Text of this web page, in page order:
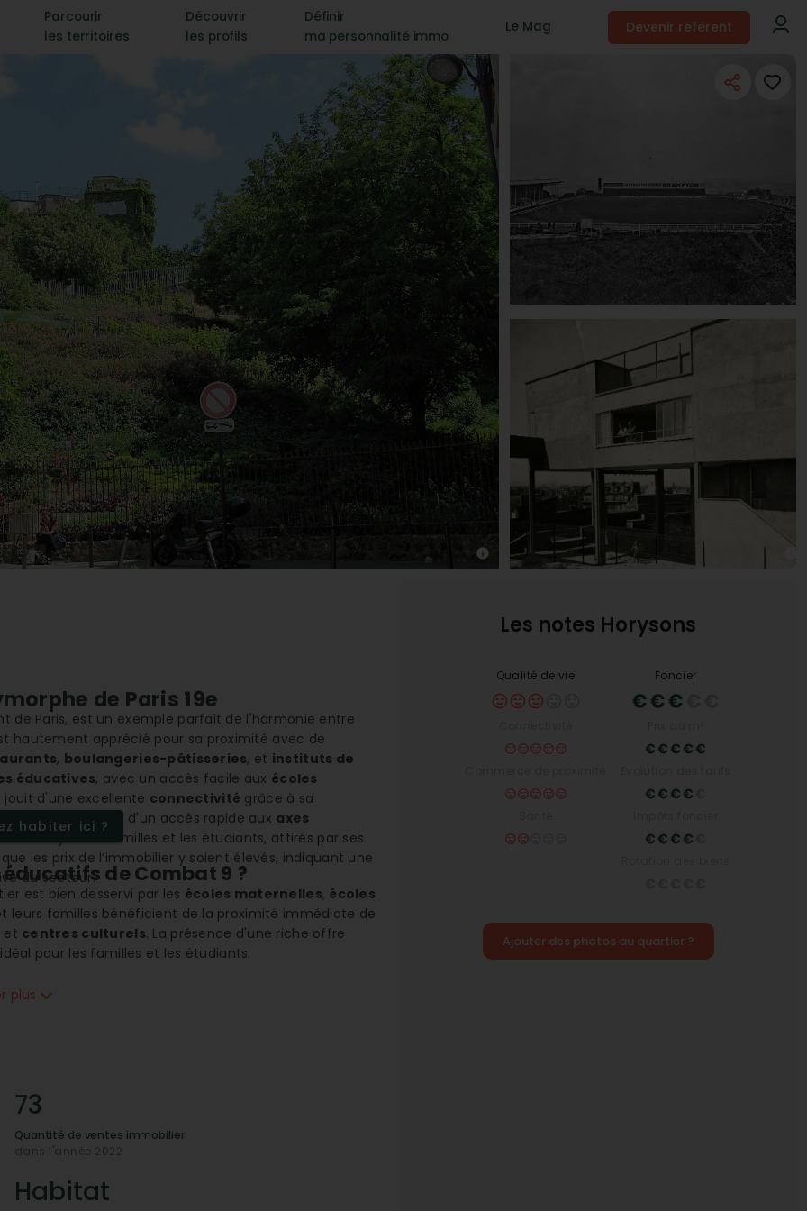
Parcourir
les territoires
Découvrir
les profils
Définir
ma personnalité immo
Le Mag Devenir référent
de Paris 19e
de Paris, est un exemple parfait de l'harmonie entre
hautement apprécié pour sa proximité avec de
, boulangeries-pâtisseries, et instituts de
éducatives, avec un accès facile aux écoles
jouit d'une excellente connectivité grâce à sa
locale
, en plus d'un accès rapide aux axes
les jeunes familles et les étudiants, attirés par ses
les prix de l’immobilier y soient élevés, indiquant une
du secteur.
habiter ici ?
de Combat 9 ?
est bien desservi par les écoles maternelles, écoles
leurs familles bénéficient de la proximité immédiate de
et centres culturels. La présence d'une riche offre
pour les familles et les étudiants.
et régionale ainsi que l'accès à un
des commodités ?
une vie quotidienne confortable et sans
parfumeries
les entrepreneurs et commerçants.
plus
73
Quantité de ventes immobilier
dans l'année 2022
Habitat
Les notes Horysons
Qualité de vie Foncier
Ajouter des photos au quartier ?